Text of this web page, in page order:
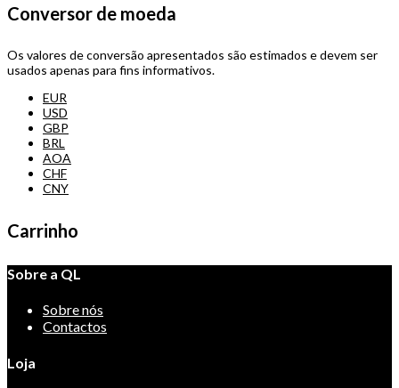
Conversor de moeda
Os valores de conversão apresentados são estimados e devem ser
usados apenas para fins informativos.
EUR
USD
GBP
BRL
AOA
CHF
CNY
Carrinho
Sobre a QL
Sobre nós
Contactos
Loja